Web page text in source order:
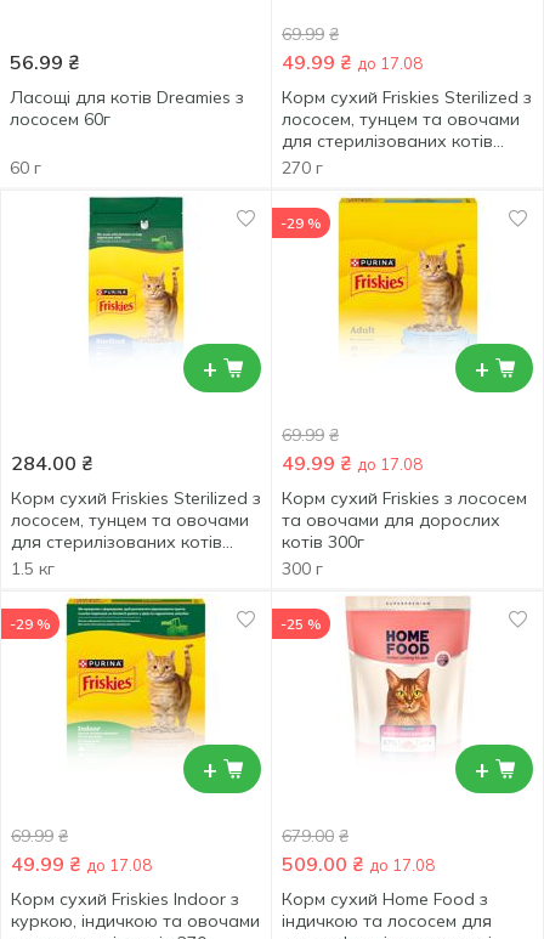
56.99 ₴
Ласощі для котів Dreamies з
лососем 60г
60 г
69.99 ₴
49.99 ₴ до 17.08
Корм сухий Friskies Sterilized з
лососем, тунцем та овочами
для стерилізованих котів
270г
270 г
+
284.00 ₴
Корм сухий Friskies Sterilized з
лососем, тунцем та овочами
для стерилізованих котів
1,5кг
1.5 кг
+
-29 %
69.99 ₴
49.99 ₴ до 17.08
Корм сухий Friskies з лососем
та овочами для дорослих
котів 300г
300 г
+
-29 %
69.99 ₴
49.99 ₴ до 17.08
Корм сухий Friskies Indoor з
куркою, індичкою та овочами
+
-25 %
679.00 ₴
509.00 ₴ до 17.08
Корм сухий Home Food з
індичкою та лососем для